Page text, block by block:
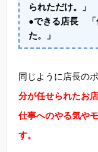
られただけ。」
●できる店長 「
た。」
同じように店長の
分が任せられたお
仕事へのやる気や
す。